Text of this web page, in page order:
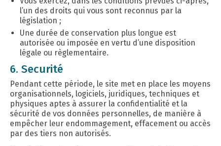
l’un des droits qui vous sont reconnus par la
législation ;
Une durée de conservation plus longue est
autorisée ou imposée en vertu d’une disposition
légale ou règlementaire.
6. Securité
Pendant cette période, le site met en place les moyens
organisationnels, logiciels, juridiques, techniques et
physiques aptes à assurer la confidentialité et la
sécurité de vos données personnelles, de manière à
empêcher leur endommagement, effacement ou accès
par des tiers non autorisés.